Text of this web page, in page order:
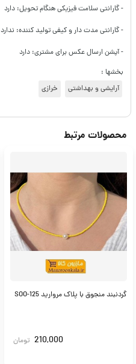
- گارانتی سلامت فیزیکی هنگام تحویل: دارد
- گارانتی مدت دار و کیفی تولید کننده: ندارد
- آپشن ارسال عکس برای مشتری: دارد
بخشها :
آرایشی و بهداشتی
خرازی
محصولات مرتبط
گردنبند منجوق با پلاک مروارید SOO-125
210,000 تومان